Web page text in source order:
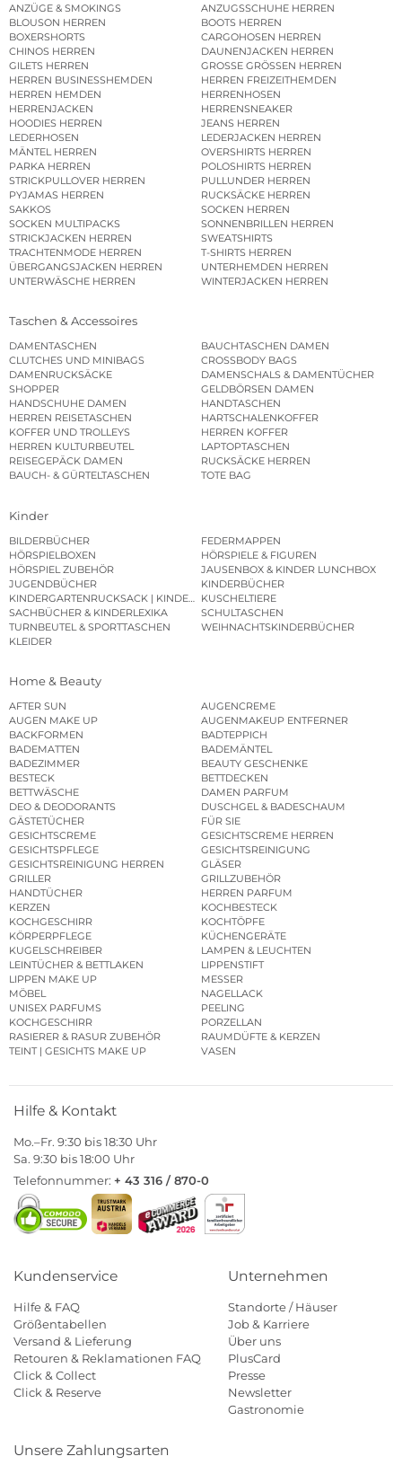
ANZÜGE & SMOKINGS
ANZUGSSCHUHE HERREN
BLOUSON HERREN
BOOTS HERREN
BOXERSHORTS
CARGOHOSEN HERREN
CHINOS HERREN
DAUNENJACKEN HERREN
GILETS HERREN
GROSSE GRÖSSEN HERREN
HERREN BUSINESSHEMDEN
HERREN FREIZEITHEMDEN
HERREN HEMDEN
HERRENHOSEN
HERRENJACKEN
HERRENSNEAKER
HOODIES HERREN
JEANS HERREN
LEDERHOSEN
LEDERJACKEN HERREN
MÄNTEL HERREN
OVERSHIRTS HERREN
PARKA HERREN
POLOSHIRTS HERREN
STRICKPULLOVER HERREN
PULLUNDER HERREN
PYJAMAS HERREN
RUCKSÄCKE HERREN
SAKKOS
SOCKEN HERREN
SOCKEN MULTIPACKS
SONNENBRILLEN HERREN
STRICKJACKEN HERREN
SWEATSHIRTS
TRACHTENMODE HERREN
T-SHIRTS HERREN
ÜBERGANGSJACKEN HERREN
UNTERHEMDEN HERREN
UNTERWÄSCHE HERREN
WINTERJACKEN HERREN
Taschen & Accessoires
DAMENTASCHEN
BAUCHTASCHEN DAMEN
CLUTCHES UND MINIBAGS
CROSSBODY BAGS
DAMENRUCKSÄCKE
DAMENSCHALS & DAMENTÜCHER
SHOPPER
GELDBÖRSEN DAMEN
HANDSCHUHE DAMEN
HANDTASCHEN
HERREN REISETASCHEN
HARTSCHALENKOFFER
KOFFER UND TROLLEYS
HERREN KOFFER
HERREN KULTURBEUTEL
LAPTOPTASCHEN
REISEGEPÄCK DAMEN
RUCKSÄCKE HERREN
BAUCH- & GÜRTELTASCHEN
TOTE BAG
Kinder
BILDERBÜCHER
FEDERMAPPEN
HÖRSPIELBOXEN
HÖRSPIELE & FIGUREN
HÖRSPIEL ZUBEHÖR
JAUSENBOX & KINDER LUNCHBOX
JUGENDBÜCHER
KINDERBÜCHER
KINDERGARTENRUCKSACK | KINDERGARTENBEUTEL
KUSCHELTIERE
SACHBÜCHER & KINDERLEXIKA
SCHULTASCHEN
TURNBEUTEL & SPORTTASCHEN
WEIHNACHTSKINDERBÜCHER
KLEIDER
Home & Beauty
AFTER SUN
AUGENCREME
AUGEN MAKE UP
AUGENMAKEUP ENTFERNER
BACKFORMEN
BADTEPPICH
BADEMATTEN
BADEMÄNTEL
BADEZIMMER
BEAUTY GESCHENKE
BESTECK
BETTDECKEN
BETTWÄSCHE
DAMEN PARFUM
DEO & DEODORANTS
DUSCHGEL & BADESCHAUM
GÄSTETÜCHER
FÜR SIE
GESICHTSCREME
GESICHTSCREME HERREN
GESICHTSPFLEGE
GESICHTSREINIGUNG
GESICHTSREINIGUNG HERREN
GLÄSER
GRILLER
GRILLZUBEHÖR
HANDTÜCHER
HERREN PARFUM
KERZEN
KOCHBESTECK
KOCHGESCHIRR
KOCHTÖPFE
KÖRPERPFLEGE
KÜCHENGERÄTE
KUGELSCHREIBER
LAMPEN & LEUCHTEN
LEINTÜCHER & BETTLAKEN
LIPPENSTIFT
LIPPEN MAKE UP
MESSER
MÖBEL
NAGELLACK
UNISEX PARFUMS
PEELING
KOCHGESCHIRR
PORZELLAN
RASIERER & RASUR ZUBEHÖR
RAUMDÜFTE & KERZEN
TEINT | GESICHTS MAKE UP
VASEN
Hilfe & Kontakt
Mo.–Fr. 9:30 bis 18:30 Uhr
Sa. 9:30 bis 18:00 Uhr
Telefonnummer: + 43 316 / 870-0
Kundenservice
Hilfe & FAQ
Größentabellen
Versand & Lieferung
Retouren & Reklamationen FAQ
Click & Collect
Click & Reserve
Unternehmen
Standorte / Häuser
Job & Karriere
Über uns
PlusCard
Presse
Newsletter
Gastronomie
Unsere Zahlungsarten